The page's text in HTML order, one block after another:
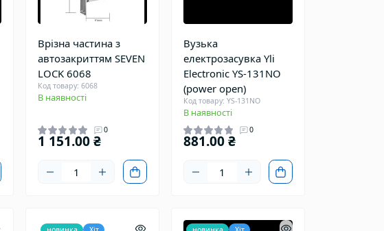
Врізна частина з
автозакриттям SEVEN
LOCK 6068
Код товару: 6068
В наявності
0
1 151.00 ₴
Вузька
електрозасувка Yli
Electronic YS-131NO
(power open)
Код товару: YS-131NO
В наявності
0
881.00 ₴